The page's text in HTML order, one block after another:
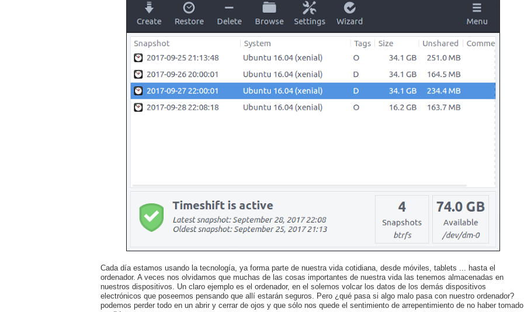
Cada día estamos usando la tecnología, ya forma parte de nuestra vida cotidiana, desde móviles, tablets ... hasta el
ordenador. A veces nos olvidamos que muchas de las cosas importantes de nuestra vida las tenemos almacenadas en
nuestros dispositivos. Un claro ejemplo es el ordenador, en el solemos volcar los datos de los demás dispositivos
electrónicos que poseemos pensando que allí estarán seguros. Pero ¿qué pasa si algo malo pasa con nuestro ordenador?
podemos perder todo en un abrir y cerrar de ojos y que sólo nos quede el sentimiento de arrepentimiento de no haber tomado